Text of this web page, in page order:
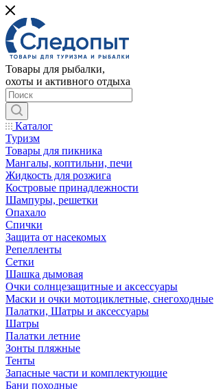
Товары для рыбалки,
охоты и активного отдыха
Каталог
Туризм
Товары для пикника
Мангалы, коптильни, печи
Жидкость для розжига
Костровые принадлежности
Шампуры, решетки
Опахало
Спички
Защита от насекомых
Репелленты
Сетки
Шашка дымовая
Очки солнцезащитные и аксессуары
Маски и очки мотоциклетные, снегоходные
Палатки, Шатры и аксессуары
Шатры
Палатки летние
Зонты пляжные
Тенты
Запасные части и комплектующие
Бани походные